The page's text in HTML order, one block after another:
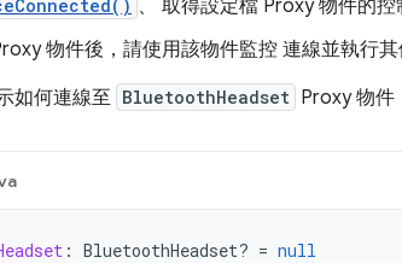
、 取得設定檔 Proxy 物件的控
物件後，請使用該物件監控 連線並執行其
如何連線至 BluetoothHeadset Proxy 物件
: BluetoothHeadset? = null